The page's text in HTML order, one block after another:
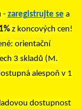
- zaregistrujte se a
z koncových cen!
orientační
3 skladů (M.
alespoň v 1
dostupnost